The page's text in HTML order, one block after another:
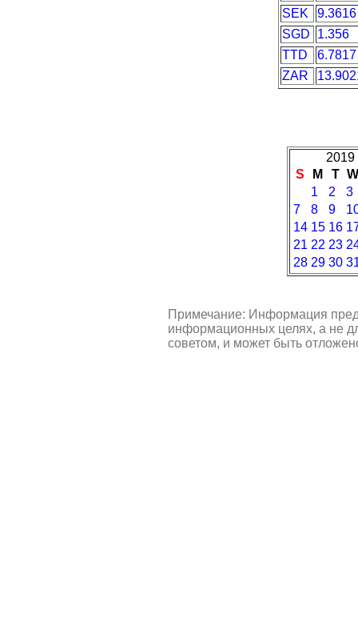
SEK
9.3616
SGD
1.356
TTD
6.7817
ZAR
2019
S
M T
1
2
3
7
8 9
14 15 16
21 22 23
28 29 30
Примечание: Информация
информационных целях, а не
советом, и может быть